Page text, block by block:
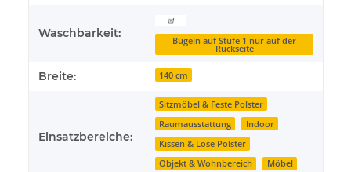
Waschbarkeit:
Bügeln auf Stufe 1 nur auf der
Rückseite
Breite: 140 cm
Einsatzbereiche:
Sitzmöbel & Feste Polster
Raumausstattung
Indoor
Kissen & Lose Polster
Objekt & Wohnbereich
Möbel